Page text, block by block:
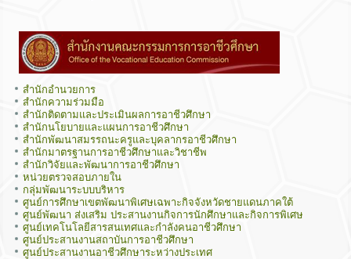
สำนักอำนวยการ
สำนักความร่วมมือ
สำนักติดตามและประเมินผลการอาชีวศึกษา
สำนักนโยบายและแผนการอาชีวศึกษา
สำนักพัฒนาสมรรถนะครูและบุคลากรอาชีวศึกษา
สำนักมาตรฐานการอาชีวศึกษาและวิชาชีพ
สำนักวิจัยและพัฒนาการอาชีวศึกษา
หน่วยตรวจสอบภายใน
กลุ่มพัฒนาระบบบริหาร
ศูนย์การศึกษาเขตพัฒนาพิเศษเฉพาะกิจจังหวัดชายแดนภาคใต้
ศูนย์พัฒนา ส่งเสริม ประสานงานกิจการนักศึกษาและกิจการพิเศษ
ศูนย์เทคโนโลยีสารสนเทศและกำลังคนอาชีวศึกษา
ศูนย์ประสานงานสถาบันการอาชีวศึกษา
ศูนย์ประสานงานอาชีวศึกษาระหว่างประเทศ